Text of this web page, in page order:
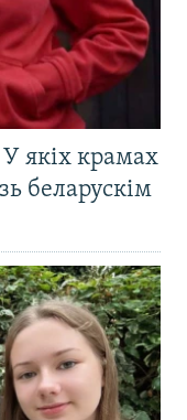
якіх крамах
беларускім